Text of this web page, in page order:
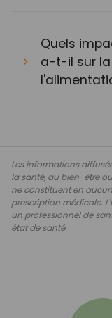
Quels
a-t-il sur
Les informations
la santé, au bien-être
ne constituent en
prescription médicale.
un professionnel de
état de santé.